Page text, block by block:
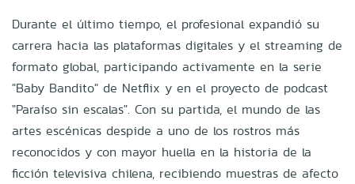
Durante el último tiempo, el profesional expandió su
carrera hacia las plataformas digitales y el streaming de
formato global, participando activamente en la serie
"Baby Bandito" de Netflix y en el proyecto de podcast
"Paraíso sin escalas". Con su partida, el mundo de las
artes escénicas despide a uno de los rostros más
reconocidos y con mayor huella en la historia de la
ficción televisiva chilena, recibiendo muestras de afecto